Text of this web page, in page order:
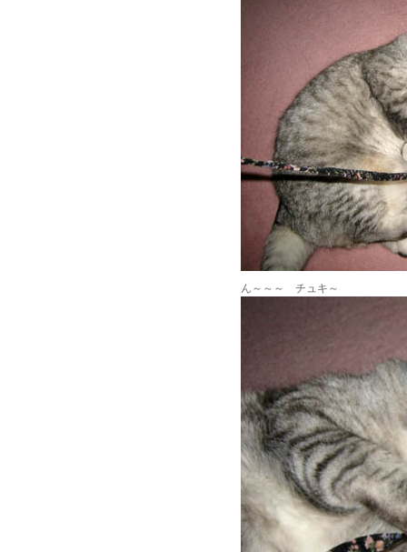
ん～～～ チュキ～